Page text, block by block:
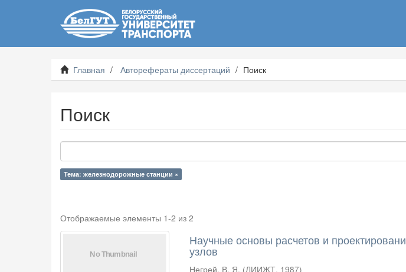
Главная Авторефераты диссертаций Поиск
Поиск
Тема: железнодорожные станции ×
Отображаемые элементы 1-2 из 2
Научные основы расчетов и
узлов
Негрей, В. Я. (ЛИИЖТ, 1987)